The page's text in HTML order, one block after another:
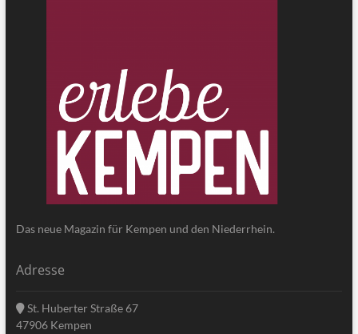
Das neue Magazin für Kempen und den Niederrhein.
Adresse
St. Huberter Straße 67
47906 Kempen